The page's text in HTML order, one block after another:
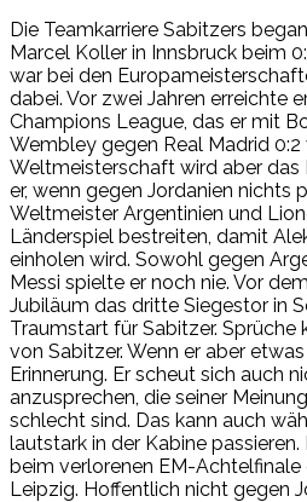
Die Teamkarriere Sabitzers
Marcel Koller in Innsbruck beim
war bei den
dabei. Vor zwei Jahren erreichte
Champions League, das er mit
Wembley gegen Real Madrid 0:2
Weltmeisterschaft wird aber das
er, wenn gegen Jordanien nichts
Weltmeister Argentinien und
Länderspiel bestreiten, damit
einholen wird. Sowohl gegen
Messi spielte er noch nie. Vor
Jubiläum das dritte Siegestor in
Traumstart für Sabitzer. Sprüche
von Sabitzer. Wenn er aber
Erinnerung. Er scheut sich auch
anzusprechen, die seiner
schlecht sind. Das kann auch
lautstark in der Kabine
beim verlorenen EM-Achtelfinale
Leipzig. Hoffentlich nicht gegen